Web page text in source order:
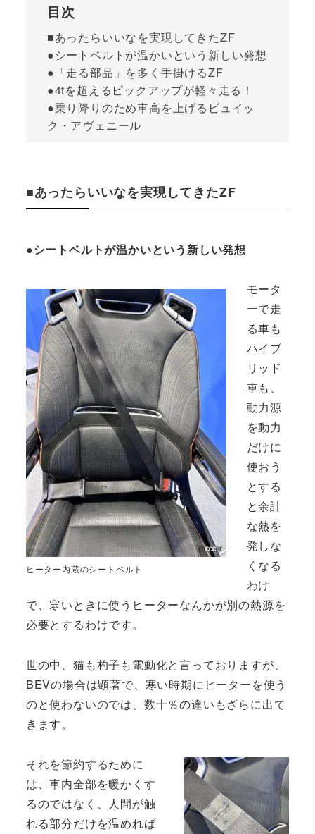
目次
■あったらいいなを実現してきたZF
●シートベルトが温かいという新しい発想
●「走る部品」を多く手掛けるZF
●4tを超えるピックアップが軽々走る！
●乗り降りのため車高を上げるビュイッ
ク・アヴェニール
■あったらいいなを実現してきたZF
●シートベルトが温かいという新しい発想
ヒーター内蔵のシートベルト
モータ
ーで走
る車も
ハイブ
リッド
車も、
動力源
を動力
だけに
使おう
とする
と余計
な熱を
発しな
くなる
わけ
で、寒いときに使うヒーターなんかが別の熱源を
必要とするわけです。
世の中、猫も杓子も電動化と言っておりますが、
BEVの場合は顕著で、寒い時期にヒーターを使う
のと使わないのでは、数十％の違いもざらに出て
きます。
それを節約するために
は、車内全部を暖かくす
るのではなく、人間が触
れる部分だけを温めれば